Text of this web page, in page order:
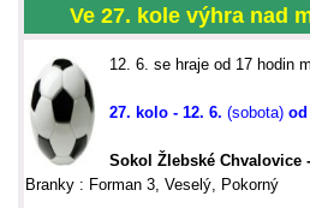
Ve 27. kole výhra nad
12. 6. se hraje od 17 hodin
27. kolo - 12. 6. (sobota)
Sokol Žlebské Chvalovice
Branky : Forman 3, Veselý, Pokorný